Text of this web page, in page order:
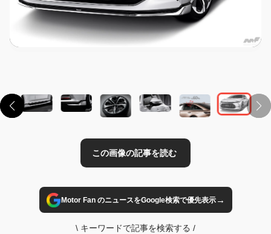
Motor Fan のニュースをGoogle検索で優先表示→
\ キーワードで記事を検索する /